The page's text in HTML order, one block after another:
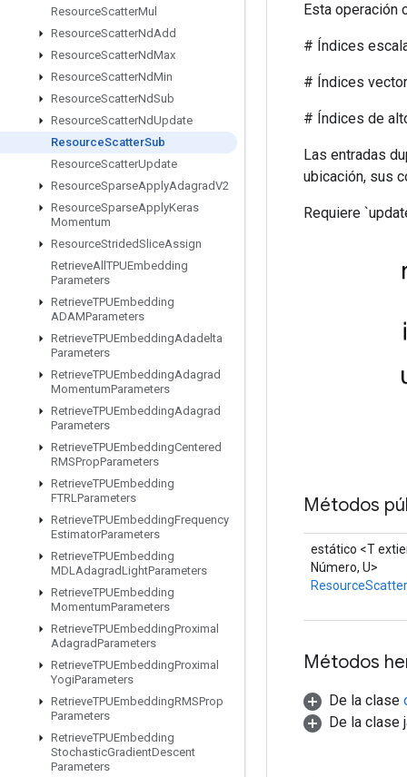
ResourceScatterMul
ResourceScatterNdAdd
ResourceScatterNdMax
ResourceScatterNdMin
ResourceScatterNdSub
ResourceScatterNdUpdate
ResourceScatterSub
ResourceScatterUpdate
ResourceSparseApplyAdagradV2
ResourceSparseApplyKeras
Momentum
ResourceStridedSliceAssign
RetrieveAll TPUEmbedding
Parameters
RetrieveTPUEmbedding
ADAMParameters
RetrieveTPUEmbeddingAdadelta
Parameters
RetrieveTPUEmbeddingAdagrad
MomentumParameters
RetrieveTPUEmbeddingAdagrad
Parameters
RetrieveTPUEmbeddingCentered
RMSPropParameters
RetrieveTPUEmbedding
FTRLParameters
RetrieveTPUEmbeddingFrequency
EstimatorParameters
RetrieveTPUEmbedding
MDLAdagradLightParameters
RetrieveTPUEmbedding
MomentumParameters
RetrieveTPUEmbeddingProximal
AdagradParameters
RetrieveTPUEmbeddingProximal
YogiParameters
RetrieveTPUEmbeddingRMSProp
Parameters
RetrieveTPUEmbedding
StochasticGradientDescent
Parameters
Esta operación
# Índices
# Índices
# Índices de
Las entradas
ubicación, sus
Requiere
Métodos
estático <T
Número, U>
Métodos
De la clase
De la clase